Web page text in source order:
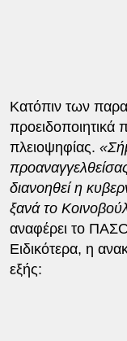
Κατόπιν των
προειδοποιητικά
πλειοψηφίας.
διανοηθεί η
ξανά το
αναφέρει το
Ειδικότερα, η
εξής: